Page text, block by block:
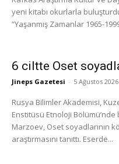
yeni kitabı okurlarla
“Yaşanmış Zamanlar 1965-
6 ciltte Oset
Jineps Gazetesi - 5 Ağustos 2026
Rusya Bilimler Akademisi,
Enstitüsü Etnoloji Bölümü’nde
Marzoev, Oset soyadlarının
araştırmasını tanıttı. Eserde...